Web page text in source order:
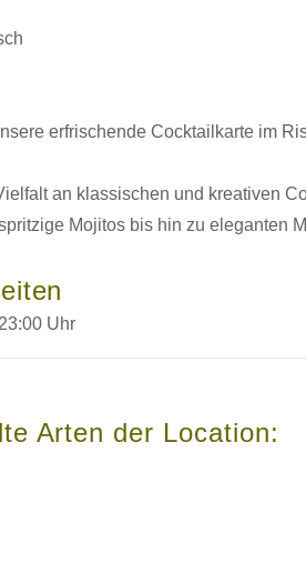
erfrischende Cocktailkarte im
an klassischen und kreativen
Mojitos bis hin zu eleganten
Uhr
Arten der Location: